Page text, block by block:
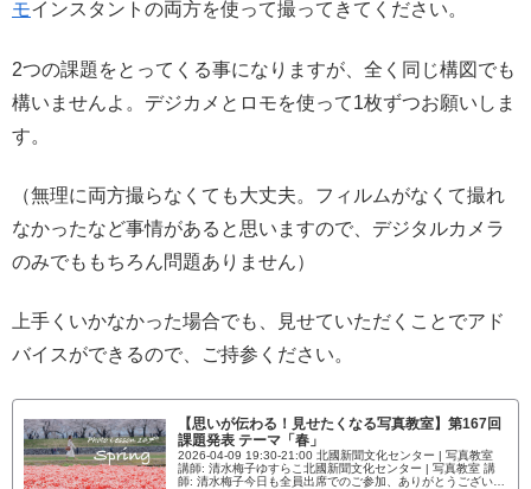
モインスタントの両方を使って撮ってきてください。
2つの課題をとってくる事になりますが、全く同じ構図でも
構いませんよ。デジカメとロモを使って1枚ずつお願いしま
す。
（無理に両方撮らなくても大丈夫。フィルムがなくて撮れ
なかったなど事情があると思いますので、デジタルカメラ
のみでももちろん問題ありません）
上手くいかなかった場合でも、見せていただくことでアド
バイスができるので、ご持参ください。
【思いが伝わる！見せたくなる写真教室】第167回
課題発表 テーマ「春」
2026-04-09 19:30-21:00 北國新聞文化センター | 写真教室
講師: 清水梅子ゆすらこ北國新聞文化センター | 写真教室 講
師: 清水梅子今日も全員出席でのご参加、ありがとうございま